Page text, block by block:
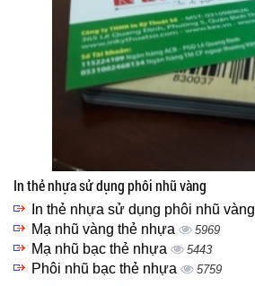
In thẻ nhựa sử dụng phôi nhũ vàng
In thẻ nhựa sử dụng phôi nhũ vàng
Mạ nhũ vàng thẻ nhựa 5969
Mạ nhũ bạc thẻ nhựa 5443
Phôi nhũ bạc thẻ nhựa 5759